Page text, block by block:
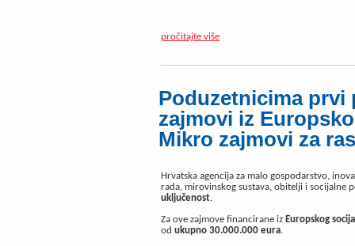
pročitajte više
Poduzetnicima prvi
zajmovi iz
Mikro zajmovi za
Hrvatska agencija za malo gospodarstvo,
rada, mirovinskog sustava, obitelji i socijalne
uključenost.
Za ove zajmove financirane iz Europskog
od ukupno 30.000.000 eura.